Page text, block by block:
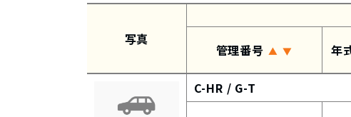
写真
管理番号 ▲ ▼ 年
C-HR / G-T